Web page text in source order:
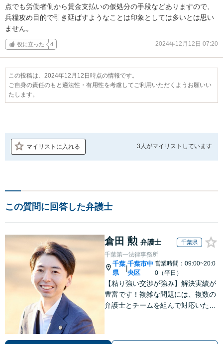
点でも労働者側から賃金支払いの仮処分の手段などありますので、
兵糧攻め目的で引き延ばすようなことは印象としては多いとは思い
ません。
役に立った 4 2024年12月12日 07:20
この投稿は、2024年12月12日時点の情報です。
ご自身の責任のもと適法性・有用性を考慮してご利用いただくようお願いい
たします。
マイリストに入れる 3人がマイリストしています
この質問に回答した弁護士
倉田 勲 弁護士 千葉県
千葉第一法律事務所
千葉
県
千葉市中
央区
営業時間：09:00~20:0
0（平日）
【粘り強い交渉が強み】解決実績が
豊富です！複雑な問題には、複数の
弁護士とチームを組んで対応いたし